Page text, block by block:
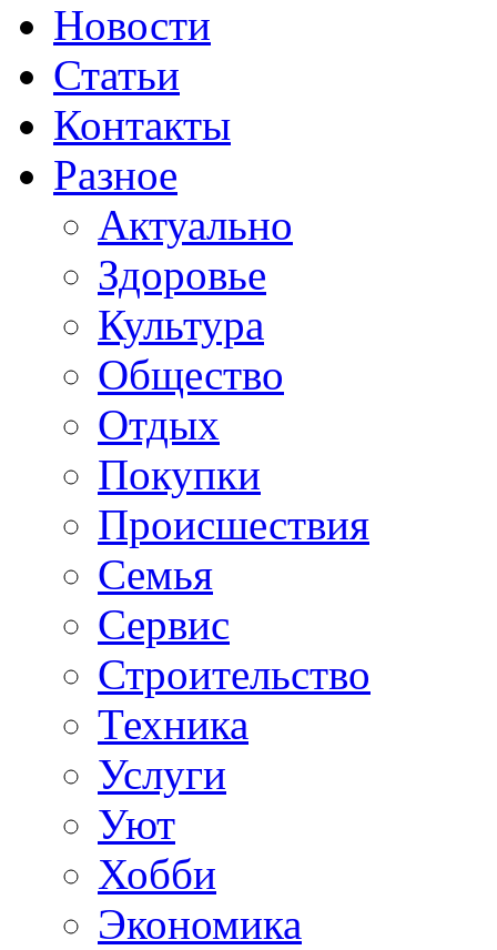
Новости
Статьи
Контакты
Разное
Актуально
Здоровье
Культура
Общество
Отдых
Покупки
Происшествия
Семья
Сервис
Строительство
Техника
Услуги
Уют
Хобби
Экономика